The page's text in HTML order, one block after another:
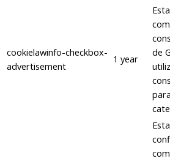
cookielawinfo-checkbox-
advertisement
1 year
de